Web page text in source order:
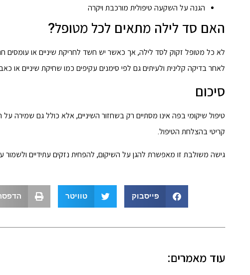
הגנה על השקעה טיפולית מורכבת ויקרה
האם סד לילה מתאים לכל מטופל?
לא כל מטופל זקוק לסד לילה, אך כאשר יש חשד לחריקת שיניים או
לאחר בדיקה קלינית ולעיתים גם לפי סימנים עקיפים כמו שחיקת שיניים או
סיכום
טיפול שיקומי בפה אינו מסתיים רק בשחזור השיניים, אלא כולל גם שמירה
קריטי בהצלחת הטיפול.
גישה משולבת זו מאפשרת להגן על השיקום, להפחית נזקים עתידיים
פייסבוק טוויטר
עוד מאמרים: